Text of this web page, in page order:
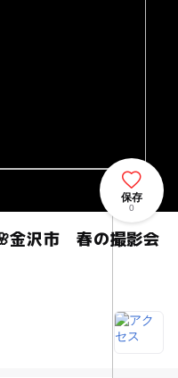
金沢市 春の撮影会
保存
0